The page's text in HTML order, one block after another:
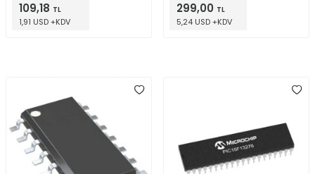
109,18 TL
1,91 USD +KDV
299,00 TL
5,24 USD +KDV